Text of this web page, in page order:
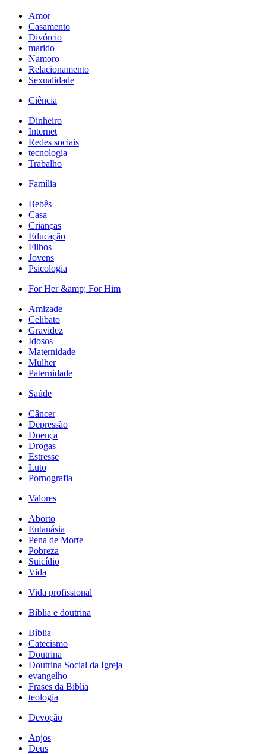
Amor
Casamento
Divórcio
marido
Namoro
Relacionamento
Sexualidade
Ciência
Dinheiro
Internet
Redes sociais
tecnologia
Trabalho
Família
Bebês
Casa
Crianças
Educação
Filhos
Jovens
Psicologia
For Her &amp; For Him
Amizade
Celibato
Gravidez
Idosos
Maternidade
Mulher
Paternidade
Saúde
Câncer
Depressão
Doença
Drogas
Estresse
Luto
Pornografia
Valores
Aborto
Eutanásia
Pena de Morte
Pobreza
Suicídio
Vida
Vida profissional
Bíblia e doutrina
Bíblia
Catecismo
Doutrina
Doutrina Social da Igreja
evangelho
Frases da Bíblia
teologia
Devoção
Anjos
Deus